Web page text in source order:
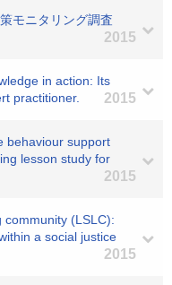
モニタリング調査
2015
in action: Its
practitioner.
2015
behaviour support
lesson study for
2015
community (LSLC):
a social justice
2015